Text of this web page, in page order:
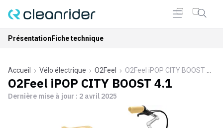
Présentation Fiche technique
Accueil Vélo électrique O2Feel O2Feel iPOP CITY BOOST 4.1
O2Feel iPOP CITY BOOST 4.1
Dernière mise à jour : 2 avril 2025